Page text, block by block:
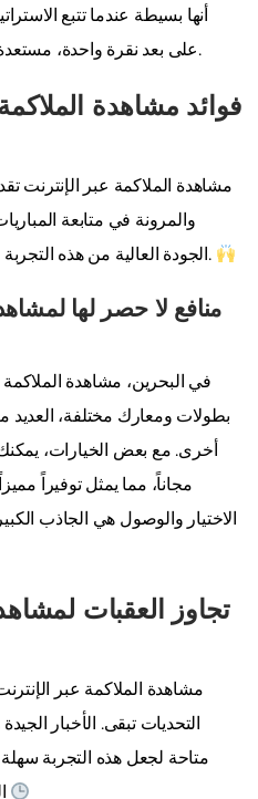
أنها بسيطة عندما تتبع
على بعد نقرة واحدة، مستعدة لترقى بتجربتك للمستوى التالي.
فوائد مشاهدة
مشاهدة الملاكمة عبر الإنترنت
والمرونة في متابعة
الجودة العالية من هذه التجربة في خلق عرض بصري لا مثيل له.
منافع لا حصر لها
في البحرين، مشاهدة
بطولات ومعارك مختلفة، العديد
أخرى. مع بعض الخيارات، يمكنك
مجاناً، مما يمثل توفيراً
الاختيار والوصول هي الجاذب
تجاوز العقبات
مشاهدة الملاكمة عبر
التحديات تبقى. الأخبار
متاحة لجعل هذه التجربة